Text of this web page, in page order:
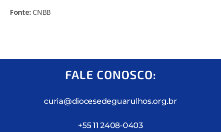
Fonte: CNBB
FALE CONOSCO:
curia@diocesedeguarulhos.org.br
+55 11 2408-0403